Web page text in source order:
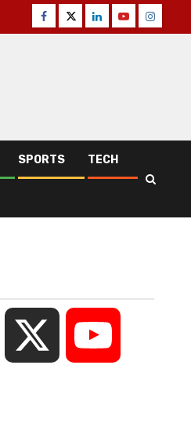
Facebook
TwitterLinkedinYoutube
SPORTS TECH
Instagram